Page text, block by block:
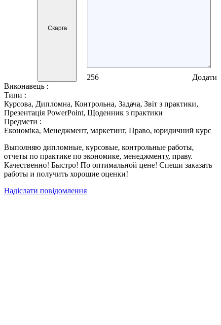
Скарга
256
Додати
Виконавець :
Типи :
Курсова, Дипломна, Контрольна, Задача, Звіт з практики,
Презентація PowerPoint, Щоденник з практики
Предмети :
Економіка, Менеджмент, маркетинг, Право, юридичний курс
Выполняю дипломные, курсовые, контрольные работы,
отчеты по практике по экономике, менеджменту, праву.
Качественно! Быстро! По оптимальной цене! Спеши заказать
работы и получить хорошие оценки!
Надіслати повідомлення